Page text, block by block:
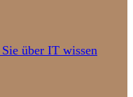
über IT wissen